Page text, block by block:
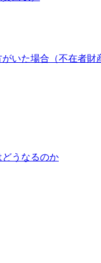
いた場合（不在者財
うなるのか